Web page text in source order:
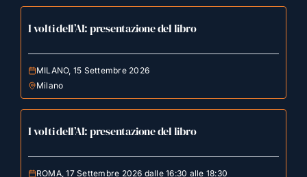
I volti dell’AI: presentazione del libro
MILANO, 15 Settembre 2026
Milano
I volti dell’AI: presentazione del libro
ROMA, 17 Settembre 2026 dalle 16:30 alle 18:30